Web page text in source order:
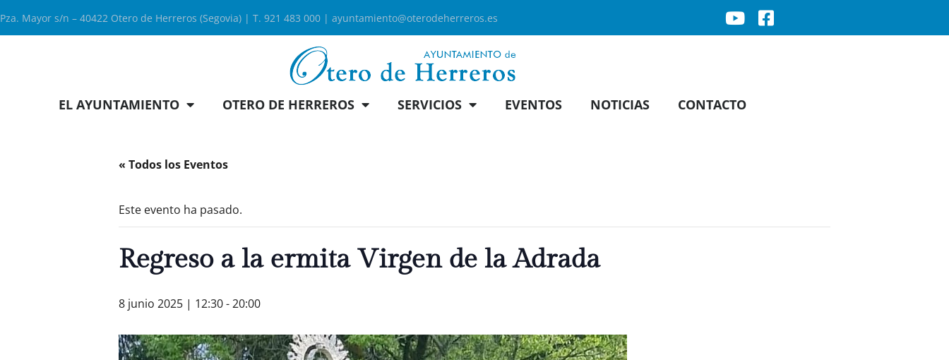
Pza. Mayor s/n – 40422 Otero de Herreros (Segovia) | T. 921 483 000 | ayuntamiento@oterodeherreros.es
EL AYUNTAMIENTO OTERO DE HERREROS SERVICIOS EVENTOS NOTICIAS CONTACTO
« Todos los Eventos
Este evento ha pasado.
Regreso a la ermita Virgen de la Adrada
8 junio 2025 | 12:30-20:00